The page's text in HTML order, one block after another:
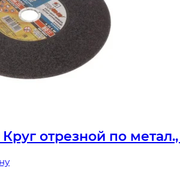
отрезной по